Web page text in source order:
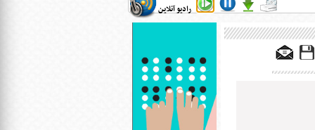
رادیو آنلاین